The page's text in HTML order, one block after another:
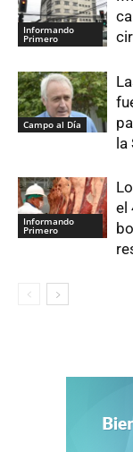
Informando
Primero
Campo al Día
la
Informando
Primero
el